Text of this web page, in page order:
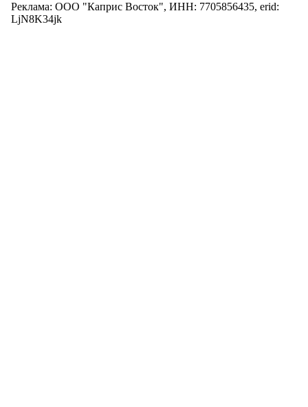
Реклама: ООО "Каприс Восток", ИНН: 7705856435, erid:
LjN8K34jk